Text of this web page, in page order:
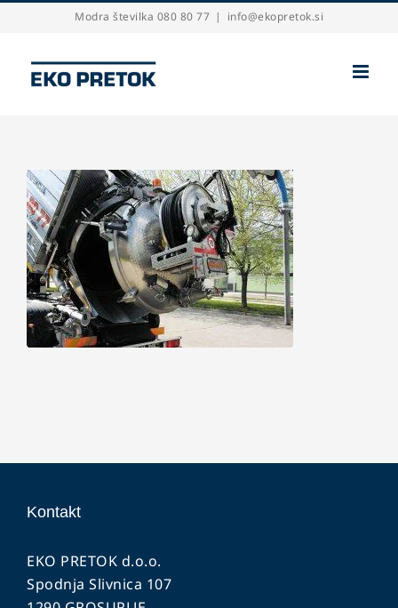
content
Modra številka 080 80 77 | info@ekopretok.si
Kontakt
EKO PRETOK d.o.o.
Spodnja Slivnica 107